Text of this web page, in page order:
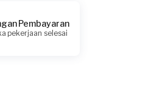
Lantai
Pembayaran
pekerjaan selesai